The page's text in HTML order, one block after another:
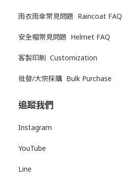
雨衣雨傘常見問題 Raincoat FAQ
安全帽常見問題 Helmet FAQ
客製印刷 Customization
批發/大宗採購 Bulk Purchase
追蹤我們
Instagram
YouTube
Line